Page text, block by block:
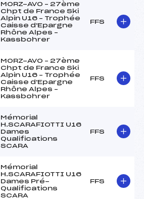
MORZ-AVO – 27ème
Chpt de France Ski
Alpin U16 – Trophée
Caisse d'Epargne
Rhône Alpes –
Kassbohrer
FFS
MORZ-AVO – 27ème
Chpt de France Ski
Alpin U16 – Trophée
Caisse d'Epargne
Rhône Alpes –
Kassbohrer
FFS
Mémorial
H.SCARAFIOTTI U16
Dames
Qualifications
SCARA
FFS
Mémorial
H.SCARAFIOTTI U16
Dames Pré-
Qualifications
SCARA
FFS